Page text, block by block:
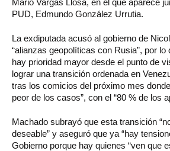
Mario Vargas Llosa, en el que aparece
PUD, Edmundo González Urrutia.
La exdiputada acusó al gobierno de
“alianzas geopolíticas con Rusia”, por lo
hay prioridad mayor desde el punto de
lograr una transición ordenada en
tras los comicios del próximo mes
peor de los casos”, con el “80 % de los
Machado subrayó que esta transición
deseable” y aseguró que ya “hay
Gobierno porque hay quienes “ven que